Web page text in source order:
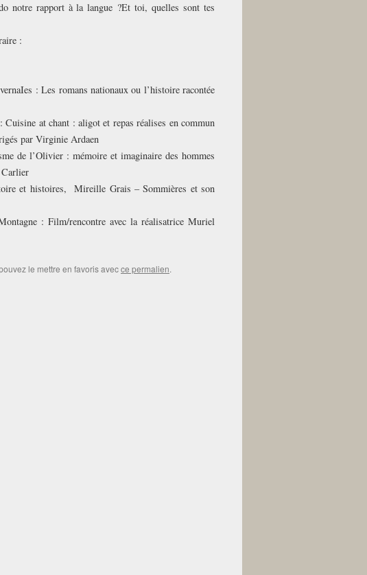
rapport à la langue ?Et toi, quelles sont tes
:
: Les romans nationaux ou l’histoire racontée
at chant : aligot et repas réalises en commun
par Virginie Ardaen
de l’Olivier : mémoire et imaginaire des hommes
Carlier
et histoires, Mireille Grais – Sommières et son
: Film/rencontre avec la réalisatrice Muriel
le mettre en favoris avecce permalien.